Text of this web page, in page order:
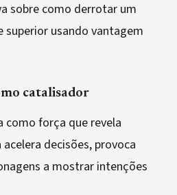
sobre como derrotar um
usando vantagem
catalisador
como força que revela
decisões, provoca
a mostrar intenções